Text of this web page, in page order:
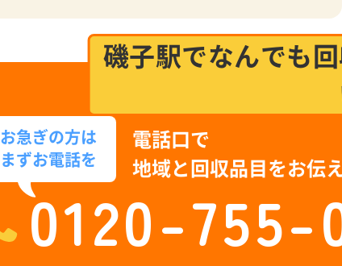
磯子駅でなんでも回
お急ぎの方は
まずお電話を
電話口で
地域と回収品目をお伝
0120-755-